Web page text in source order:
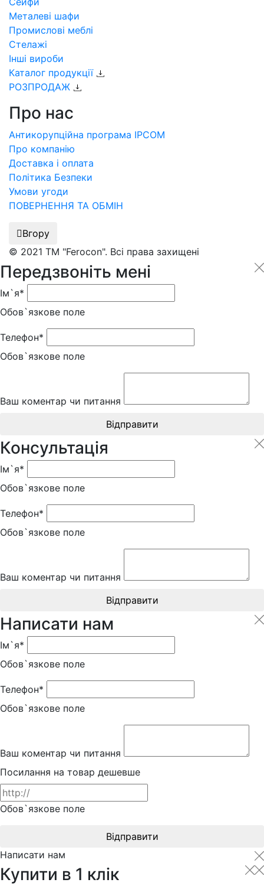
Металеві шафи
Промислові меблі
Стелажі
Інші вироби
Каталог продукції
РОЗПРОДАЖ
Про нас
Антикорупційна програма IPCOM
Про компанію
Доставка і оплата
Політика Безпеки
Умови угоди
ПОВЕРНЕННЯ ТА ОБМІН
Вгору
© 2021 ТМ "Ferocon". Всі права захищені
Передзвоніть мені
Ім`я*
Обов`язкове поле
Телефон*
Обов`язкове поле
Ваш коментар чи питання
Відправити
Консультація
Ім`я*
Обов`язкове поле
Телефон*
Обов`язкове поле
Ваш коментар чи питання
Відправити
Написати нам
Ім`я*
Обов`язкове поле
Телефон*
Обов`язкове поле
Ваш коментар чи питання
Посилання на товар дешевше
Обов`язкове поле
Відправити
Написати нам
Купити в 1 клік